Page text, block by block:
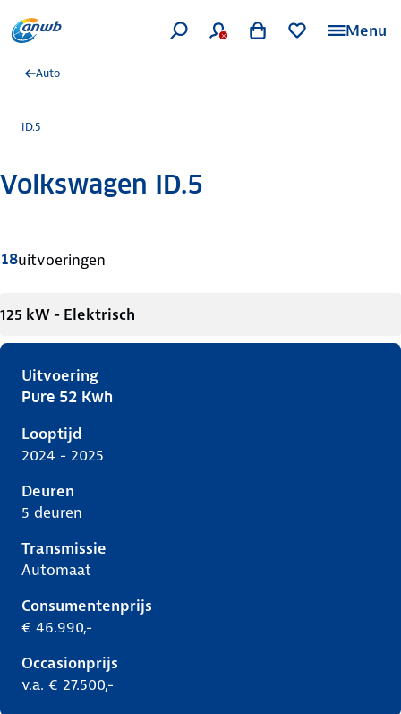
Menu
Auto
ID.5
Volkswagen ID.5
18uitvoeringen
125 kW - Elektrisch
Uitvoering
Volkswagen ID.5 i, 52 kwh, 125 kW, Elektrisch, 5
Pure 52 Kwh
Looptijd
2024 - 2025
Deuren
5 deuren
Transmissie
Automaat
Consumentenprijs
€ 46.990,-
Occasionprijs
v.a. € 27.500,-